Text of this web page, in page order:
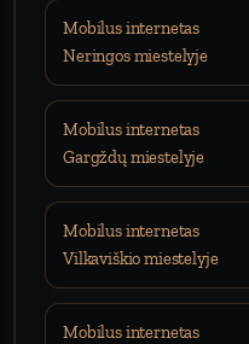
Mobilus internetas
Neringos miestelyje
Mobilus internetas
Gargždų miestelyje
Mobilus internetas
Vilkaviškio miestelyje
Mobilus internetas